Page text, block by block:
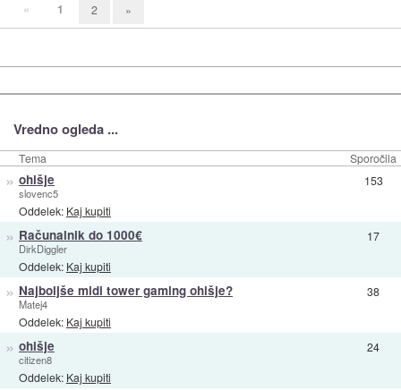
« 1 2 »
Vredno ogleda ...
Tema Sporočila
» ohišje
slovenc5
Oddelek: Kaj kupiti
153
» Računalnik do 1000€
DirkDiggler
Oddelek: Kaj kupiti
17
» Najboljše midi tower gaming ohišje?
Matej4
Oddelek: Kaj kupiti
38
» ohišje
citizen8
Oddelek: Kaj kupiti
24